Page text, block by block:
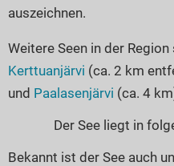
auszeichnen.
Weitere Seen in der
Kerttuanjärvi (ca. 2 km
und Paalasenjärvi (ca. 4
Der See liegt in
Bekannt ist der See auch